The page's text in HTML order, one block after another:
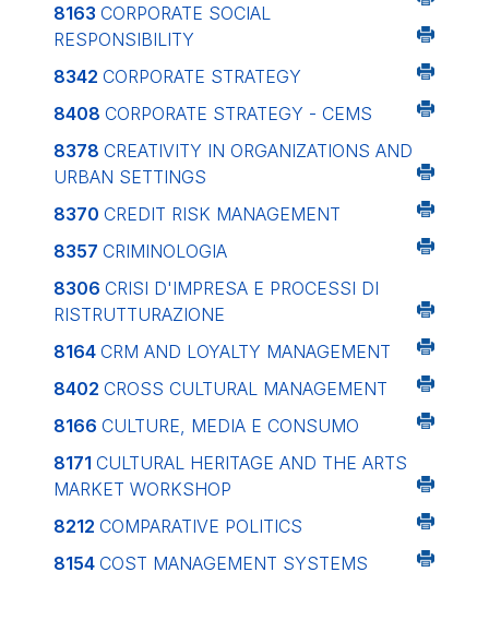
8163 CORPORATE SOCIAL
RESPONSIBILITY
8342 CORPORATE STRATEGY
8408 CORPORATE STRATEGY - CEMS
8378 CREATIVITY IN ORGANIZATIONS AND
URBAN SETTINGS
8370 CREDIT RISK MANAGEMENT
8357 CRIMINOLOGIA
8306 CRISI D'IMPRESA E PROCESSI DI
RISTRUTTURAZIONE
8164 CRM AND LOYALTY MANAGEMENT
8402 CROSS CULTURAL MANAGEMENT
8166 CULTURE, MEDIA E CONSUMO
8171 CULTURAL HERITAGE AND THE ARTS
MARKET WORKSHOP
8212 COMPARATIVE POLITICS
8154 COST MANAGEMENT SYSTEMS